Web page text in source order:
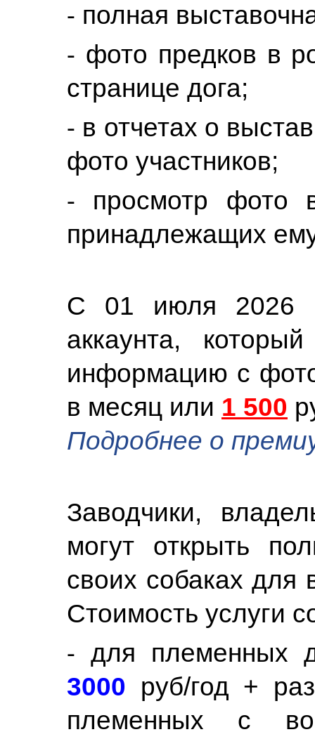
⁃ полная
⁃ фото предков в
странице дога;
⁃ в отчетах о
фото участников;
⁃ просмотр фото
принадлежащих
С 01 июля 2026
аккаунта,
информацию с
в месяц или 1 500
Подробнее о
Заводчики,
могут открыть
своих собаках для
Стоимость услуги
⁃ для племенных
3000 руб/год +
племенных с